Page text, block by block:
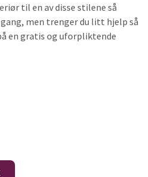
til en av disse stilene så
men trenger du litt hjelp så
en gratis og uforpliktende